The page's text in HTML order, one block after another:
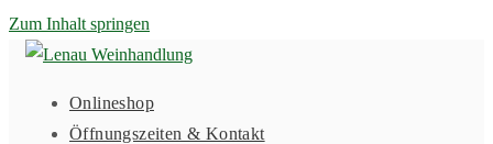
Zum Inhalt springen
Onlineshop
Öffnungszeiten & Kontakt